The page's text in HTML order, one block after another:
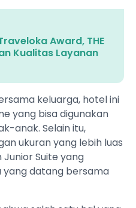
Award, THE
Kualitas Layanan
keluarga, hotel ini
yang bisa digunakan
anak. Selain itu,
ukuran yang lebih luas
Suite yang
yang datang bersama